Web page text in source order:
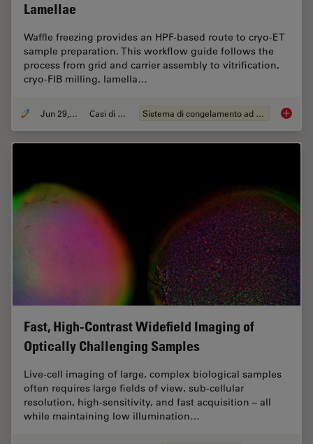
Lamellae
Waffle freezing provides an HPF-based route to cryo-ET
sample preparation. This workflow guide follows the
process from grid and carrier assembly to vitrification,
cryo-FIB milling, lamella…
Jun 29, 2026 Casi di studio Sistema di congelamento ad alta pressione Waffle
Fast, High-Contrast Widefield Imaging of
Optically Challenging Samples
Live‑cell imaging of large, complex biological samples
often requires large fields of view, sub-cellular
resolution, high-sensitivity, and fast acquisition – all
while maintaining low illumination…